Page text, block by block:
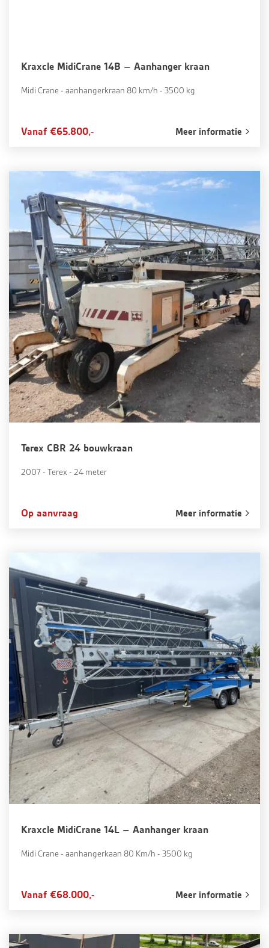
Kraxcle MidiCrane 14B – Aanhanger kraan
Midi Crane - aanhangerkraan 80 km/h - 3500 kg
Vanaf €65.800,- Meer informatie
Terex CBR 24 bouwkraan
2007 - Terex - 24 meter
Op aanvraag Meer informatie
Kraxcle MidiCrane 14L – Aanhanger kraan
Midi Crane - aanhangerkaan 80 Km/h - 3500 kg
Vanaf €68.000,- Meer informatie